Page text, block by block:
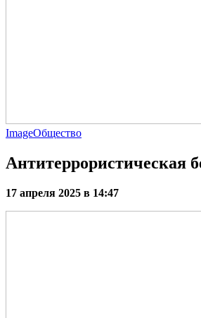
ImageОбщество
Антитеррористическая
17 апреля 2025 в 14:47